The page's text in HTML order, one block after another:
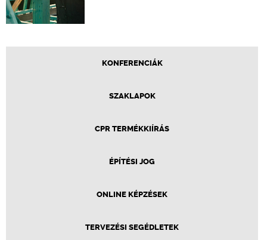
KONFERENCIÁK
SZAKLAPOK
CPR TERMÉKKIÍRÁS
ÉPÍTÉSI JOG
ONLINE KÉPZÉSEK
TERVEZÉSI SEGÉDLETEK